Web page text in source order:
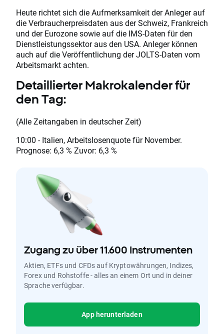
Heute richtet sich die Aufmerksamkeit der Anleger auf
die Verbraucherpreisdaten aus der Schweiz, Frankreich
und der Eurozone sowie auf die IMS-Daten für den
Dienstleistungssektor aus den USA. Anleger können
auch auf die Veröffentlichung der JOLTS-Daten vom
Arbeitsmarkt achten.
Detaillierter Makrokalender für
den Tag:
(Alle Zeitangaben in deutscher Zeit)
10:00 - Italien, Arbeitslosenquote für November.
Prognose: 6,3 % Zuvor: 6,3 %
Zugang zu über 11.600 Instrumenten
Aktien, ETFs und CFDs auf Kryptowährungen, Indizes,
Forex und Rohstoffe - alles an einem Ort und in deiner
Sprache verfügbar.
App herunterladen